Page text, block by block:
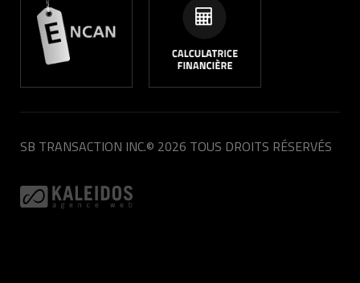
SB TRANSACTION INC.© 2026 TOUS DROITS RÉSERVÉS